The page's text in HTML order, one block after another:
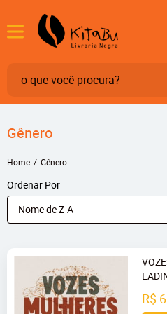
Gênero
Home Gênero
Ordenar Por
Nome de Z-A
R$